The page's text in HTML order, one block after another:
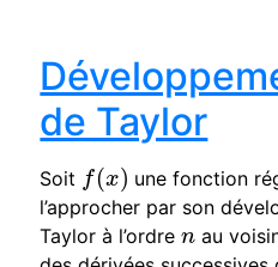
de Taylor
Soit f (x)
f(x)
une fonction
l’approcher par son
Taylor à l’ordren
n au